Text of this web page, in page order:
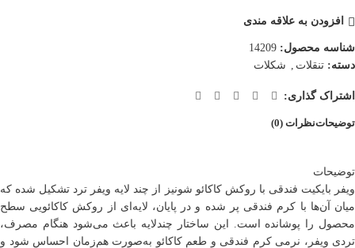
افزودن به علاقه مندی
شناسه محصول: 14209
دسته: تنقلات شکلات
اشتراک گذاری:
توضیحاتنظرات (0)
توضیحات
ویفر بایکیت فندقی با روکش کاکائو شونیز از چند لایه ویفر ترد تشکیل شده که
میان آن‌ها با کرم فندقی پر شده و در پایان، لایه‌ای از روکش کاکائویی سطح
محصول را پوشانده است. این ساختار چندلایه باعث می‌شود هنگام مصرف،
تردی ویفر، نرمی کرم فندقی و طعم کاکائو به‌صورت هم‌زمان احساس شود و